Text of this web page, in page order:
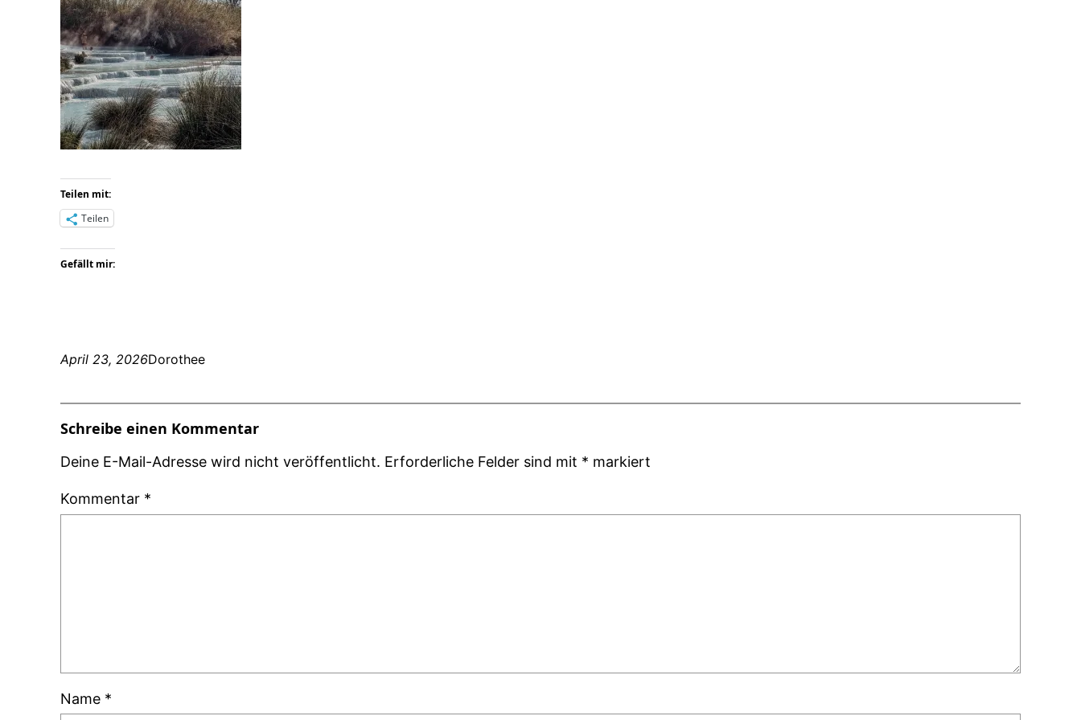
Teilen mit:
Teilen
Gefällt mir:
April 23, 2026Dorothee
Schreibe einen Kommentar
Deine E-Mail-Adresse wird nicht veröffentlicht. Erforderliche Felder sind mit * markiert
Kommentar *
Name *